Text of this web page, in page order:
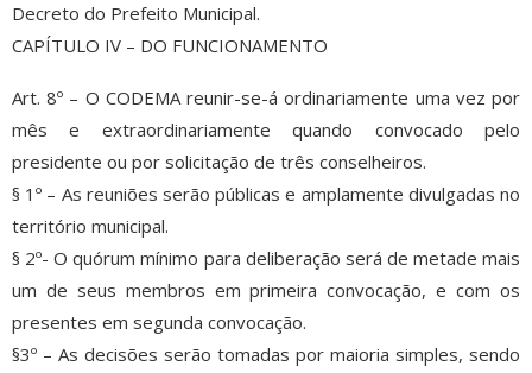
Decreto do Prefeito Municipal.
CAPÍTULO IV – DO FUNCIONAMENTO
Art. 8º – O CODEMA reunir-se-á ordinariamente uma vez por
mês e extraordinariamente quando convocado pelo
presidente ou por solicitação de três conselheiros.
§ 1º – As reuniões serão públicas e amplamente divulgadas no
território municipal.
§ 2º- O quórum mínimo para deliberação será de metade mais
um de seus membros em primeira convocação, e com os
presentes em segunda convocação.
§3º – As decisões serão tomadas por maioria simples, sendo